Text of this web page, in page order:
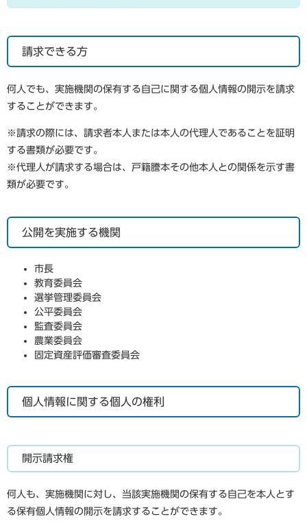
請求できる方
何人でも、実施機関の保有する自己に関する個人情報の開示を請求
することができます。
※請求の際には、請求者本人または本人の代理人であることを証明
する書類が必要です。
※代理人が請求する場合は、戸籍謄本その他本人との関係を示す書
類が必要です。
公開を実施する機関
市長
教育委員会
選挙管理委員会
公平委員会
監査委員会
農業委員会
固定資産評価審査委員会
個人情報に関する個人の権利
開示請求権
何人も、実施機関に対し、当該実施機関の保有する自己を本人とす
る保有個人情報の開示を請求することができます。